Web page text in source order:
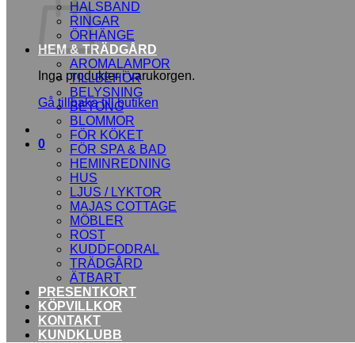
Inga produkter i varukorgen.
Gå tillbaka till butiken
0
HALSBAND
RINGAR
ÖRHÄNGE
HEM & TRÄDGÅRD
AROMALAMPOR
TILLBEHÖR
BELYSNING
BETONG
BLOMMOR
FÖR KÖKET
FÖR SPA & BAD
HEMINREDNING
HUS
LJUS / LYKTOR
MAJAS COTTAGE
MÖBLER
ROST
KUDDFODRAL
TRÄDGÅRD
ÄTBART
PRESENTKORT
KÖPVILLKOR
KONTAKT
KUNDKLUBB